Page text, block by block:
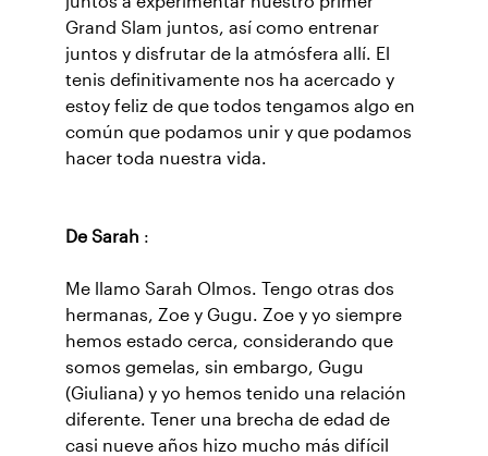
Grand Slam juntos, así como entrenar
juntos y disfrutar de la atmósfera allí. El
tenis definitivamente nos ha acercado y
estoy feliz de que todos tengamos algo en
común que podamos unir y que podamos
hacer toda nuestra vida.
De Sarah :
Me llamo Sarah Olmos. Tengo otras dos
hermanas, Zoe y Gugu. Zoe y yo siempre
hemos estado cerca, considerando que
somos gemelas, sin embargo, Gugu
(Giuliana) y yo hemos tenido una relación
diferente. Tener una brecha de edad de
casi nueve años hizo mucho más difícil